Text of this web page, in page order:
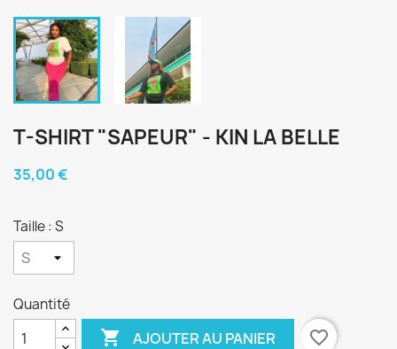
T-SHIRT "SAPEUR" - KIN LA BELLE
35,00 €
Taille : S
Quantité
 AJOUTER AU PANIER favorite_border